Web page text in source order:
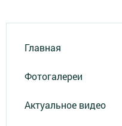
Главная
Фотогалереи
Актуальное видео